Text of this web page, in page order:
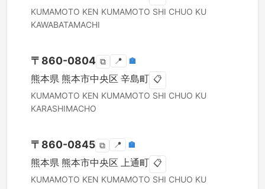
KUMAMOTO KEN KUMAMOTO SHI CHUO KU
KAWABATAMACHI
〒 860-0804 ⧉ 📍 🏣
熊本県 熊本市中央区 辛島町 📋
KUMAMOTO KEN KUMAMOTO SHI CHUO KU
KARASHIMACHO
〒 860-0845 ⧉ 📍 🏣
熊本県 熊本市中央区 上通町 📋
KUMAMOTO KEN KUMAMOTO SHI CHUO KU